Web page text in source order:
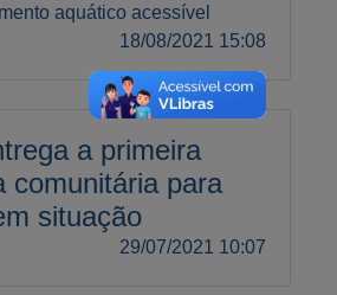
aquático acessível
18/08/2021 15:08
a primeira
comunitária para
situação
29/07/2021 10:07